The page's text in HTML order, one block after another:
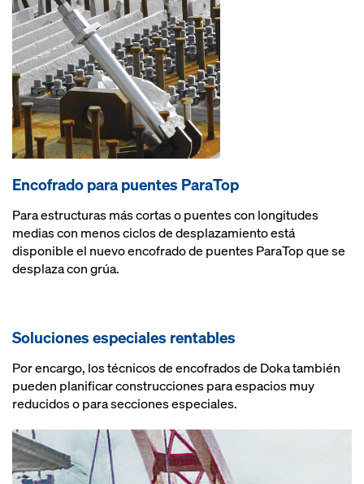
Encofrado para puentes ParaTop
Para estructuras más cortas o puentes con longitudes
medias con menos ciclos de desplazamiento está
disponible el nuevo encofrado de puentes ParaTop que se
desplaza con grúa.
Soluciones especiales rentables
Por encargo, los técnicos de encofrados de Doka también
pueden planificar construcciones para espacios muy
reducidos o para secciones especiales.